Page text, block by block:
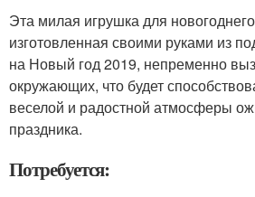
Эта милая игрушка для
изготовленная своими руками из
на Новый год 2019, непременно
окружающих, что будет
веселой и радостной атмосферы
праздника.
Потребуется: